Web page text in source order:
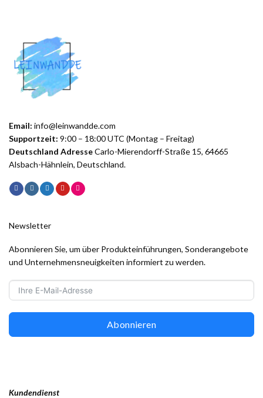
Email: info@leinwandde.com
Supportzeit: 9:00 – 18:00 UTC (Montag – Freitag)
Deutschland AdresseCarlo-Mierendorff-Straße 15, 64665
Alsbach-Hähnlein, Deutschland.
Kundendienst
Newsletter
Abonnieren Sie, um über Produkteinführungen, Sonderangebote
und Unternehmensneuigkeiten informiert zu werden.
Abonnieren